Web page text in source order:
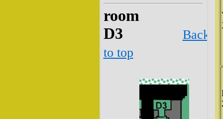
room
D3
Back
to top